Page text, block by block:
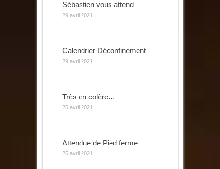
Sébastien vous attend
29 avril 2021
Calendrier Déconfinement
29 avril 2021
Très en colère…
25 avril 2021
Attendue de Pied ferme…
25 avril 2021